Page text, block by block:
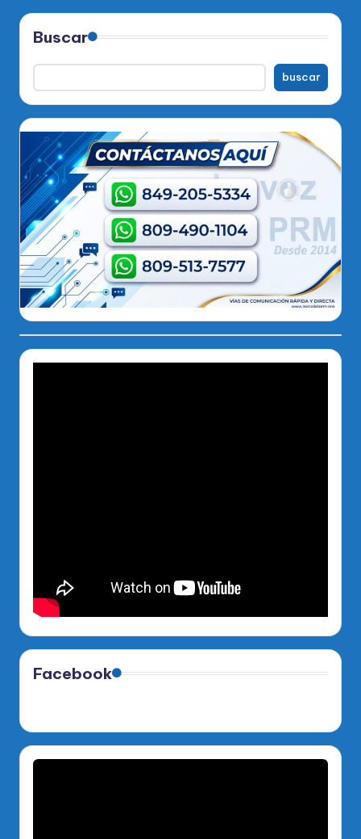
Buscar
buscar
Facebook